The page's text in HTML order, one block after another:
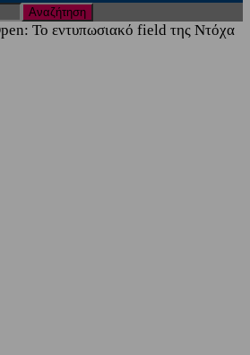
Το εντυπωσιακό field της Ντόχα